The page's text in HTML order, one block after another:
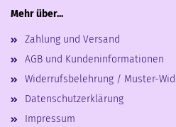
Mehr über...
Zahlung und Versand
AGB und Kundeninformationen
Widerrufsbelehrung / Muster-
Datenschutzerklärung
Impressum